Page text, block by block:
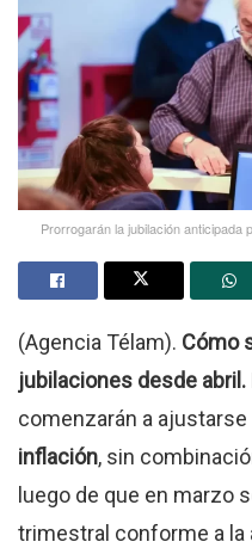
Prorrogarán la jubilación anticipada
(Agencia Télam). Cómo
jubilaciones desde abril.
comenzarán a ajustarse
inflación, sin
luego de que en marzo
trimestral conforme a la